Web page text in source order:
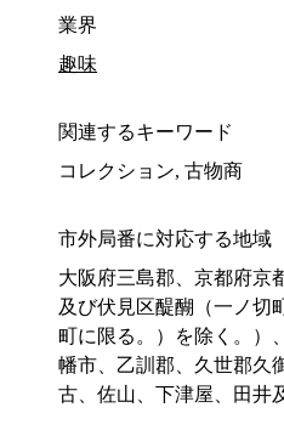
業界
趣味
関連するキーワード
コレクション, 古物商
市外局番に対応する地域
大阪府三島郡、京都府京
及び伏見区醍醐（一ノ切
町に限る。）を除く。）
幡市、乙訓郡、久世郡久
古、佐山、下津屋、田井